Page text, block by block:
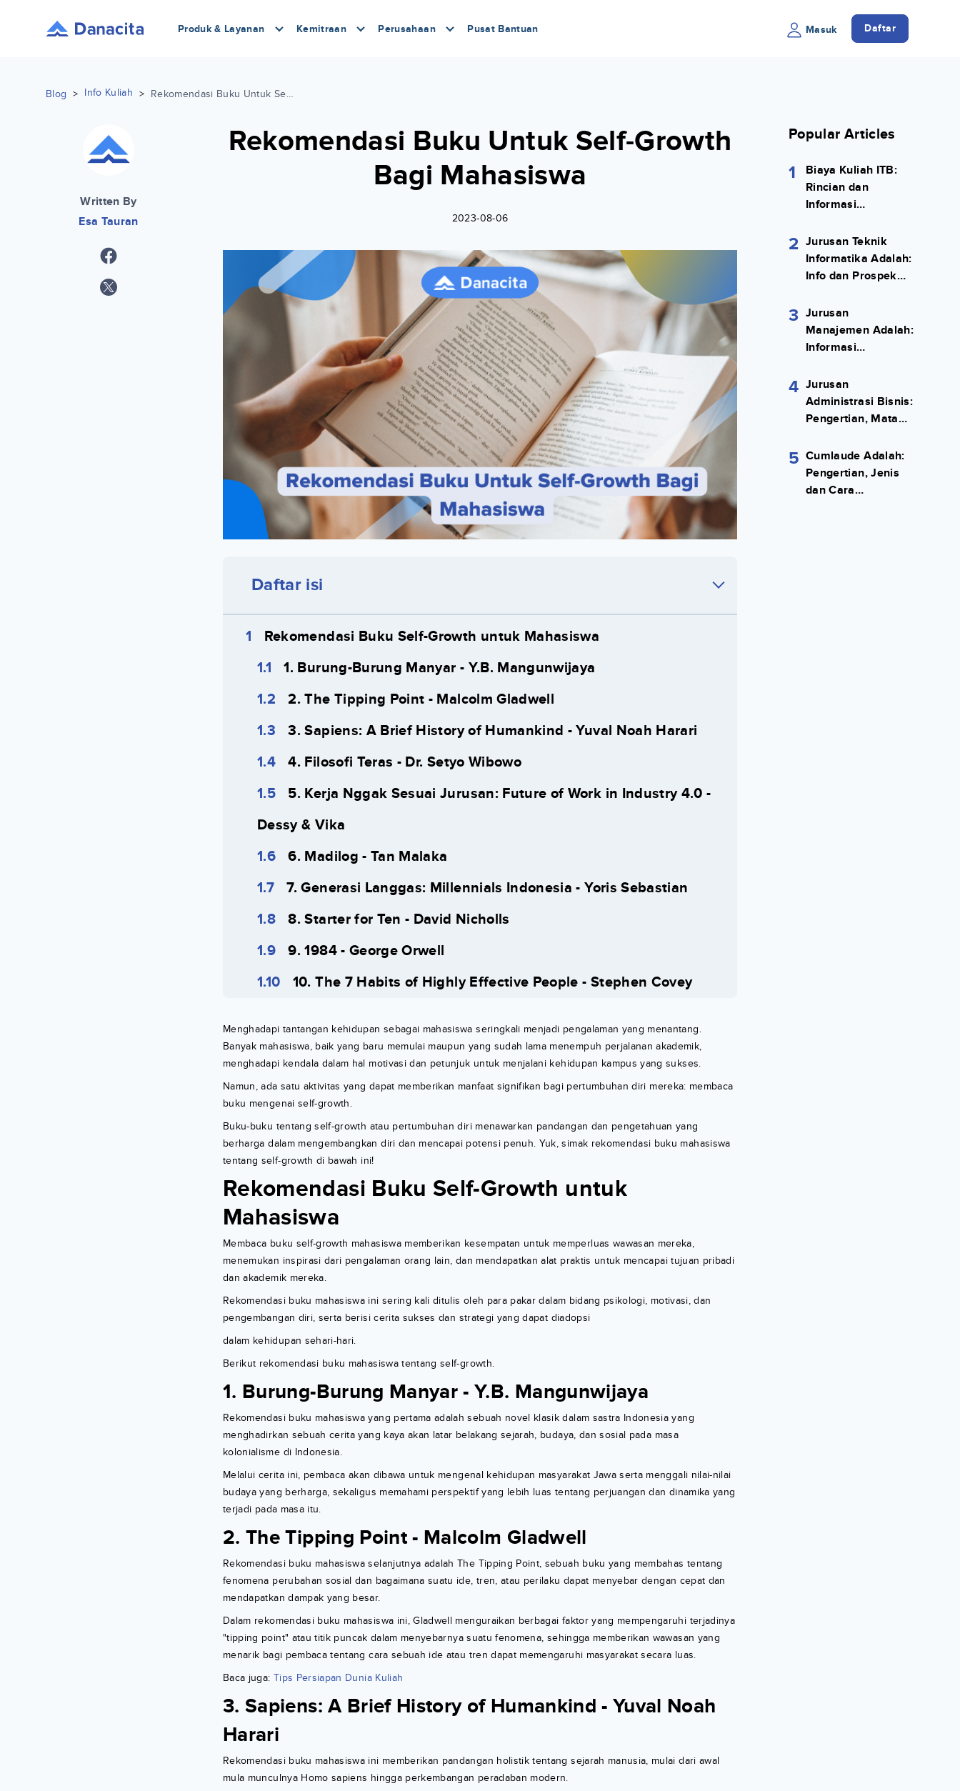
Produk & Layanan Kemitraan Perusahaan Pusat Bantuan Masuk Daftar
Blog > Info Kuliah > Rekomendasi Buku Untuk Self-Growth Bagi Mahasiswa
Written By
Esa Tauran
Rekomendasi Buku Untuk Self-Growth
Bagi Mahasiswa
2023-08-06
Daftar isi
Rekomendasi Buku Self-Growth untuk Mahasiswa
1. Burung-Burung Manyar - Y.B. Mangunwijaya
2. The Tipping Point - Malcolm Gladwell
3. Sapiens: A Brief History of Humankind - Yuval Noah Harari
4. Filosofi Teras - Dr. Setyo Wibowo
5. Kerja Nggak Sesuai Jurusan: Future of Work in Industry 4.0 -
Dessy & Vika
6. Madilog - Tan Malaka
7. Generasi Langgas: Millennials Indonesia - Yoris Sebastian
8. Starter for Ten - David Nicholls
9. 1984 - George Orwell
10. The 7 Habits of Highly Effective People - Stephen Covey
Menghadapi tantangan kehidupan sebagai mahasiswa seringkali menjadi pengalaman yang menantang.
Banyak mahasiswa, baik yang baru memulai maupun yang sudah lama menempuh perjalanan akademik,
menghadapi kendala dalam hal motivasi dan petunjuk untuk menjalani kehidupan kampus yang sukses.
Namun, ada satu aktivitas yang dapat memberikan manfaat signifikan bagi pertumbuhan diri mereka: membaca
buku mengenai self-growth.
Buku-buku tentang self-growth atau pertumbuhan diri menawarkan pandangan dan pengetahuan yang
berharga dalam mengembangkan diri dan mencapai potensi penuh. Yuk, simak rekomendasi buku mahasiswa
tentang self-growth di bawah ini!
Rekomendasi Buku Self-Growth untuk
Mahasiswa
Membaca buku self-growth mahasiswa memberikan kesempatan untuk memperluas wawasan mereka,
menemukan inspirasi dari pengalaman orang lain, dan mendapatkan alat praktis untuk mencapai tujuan pribadi
dan akademik mereka.
Rekomendasi buku mahasiswa ini sering kali ditulis oleh para pakar dalam bidang psikologi, motivasi, dan
pengembangan diri, serta berisi cerita sukses dan strategi yang dapat diadopsi
dalam kehidupan sehari-hari.
Berikut rekomendasi buku mahasiswa tentang self-growth.
1. Burung-Burung Manyar - Y.B. Mangunwijaya
Rekomendasi buku mahasiswa yang pertama adalah sebuah novel klasik dalam sastra Indonesia yang
menghadirkan sebuah cerita yang kaya akan latar belakang sejarah, budaya, dan sosial pada masa
kolonialisme di Indonesia.
Melalui cerita ini, pembaca akan dibawa untuk mengenal kehidupan masyarakat Jawa serta menggali nilai-nilai
budaya yang berharga, sekaligus memahami perspektif yang lebih luas tentang perjuangan dan dinamika yang
terjadi pada masa itu.
2. The Tipping Point - Malcolm Gladwell
Rekomendasi buku mahasiswa selanjutnya adalah The Tipping Point, sebuah buku yang membahas tentang
fenomena perubahan sosial dan bagaimana suatu ide, tren, atau perilaku dapat menyebar dengan cepat dan
mendapatkan dampak yang besar.
Dalam rekomendasi buku mahasiswa ini, Gladwell menguraikan berbagai faktor yang mempengaruhi terjadinya
"tipping point" atau titik puncak dalam menyebarnya suatu fenomena, sehingga memberikan wawasan yang
menarik bagi pembaca tentang cara sebuah ide atau tren dapat memengaruhi masyarakat secara luas.
Baca juga: Tips Persiapan Dunia Kuliah
3. Sapiens: A Brief History of Humankind - Yuval Noah
Harari
Rekomendasi buku mahasiswa ini memberikan pandangan holistik tentang sejarah manusia, mulai dari awal
mula munculnya Homo sapiens hingga perkembangan peradaban modern.
Popular Articles
1
Biaya Kuliah ITB:
Rincian dan
Informasi
2 Jurusan Teknik
Informatika Adalah:
Info dan Prospek
3 Jurusan
Manajemen Adalah:
Informasi
4 Jurusan
Administrasi Bisnis:
Pengertian, Mata
Kerja Lengkap
5 Cumlaude Adalah:
Pengertian, Jenis
dan Cara